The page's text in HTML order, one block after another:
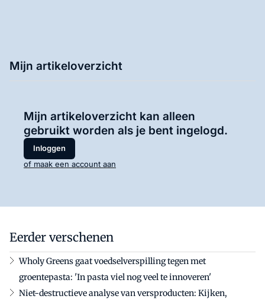
Mijn artikeloverzicht
Mijn artikeloverzicht kan alleen
gebruikt worden als je bent ingelogd.
Inloggen
of maak een account aan
Eerder verschenen
Wholy Greens gaat voedselverspilling tegen met
groentepasta: 'In pasta viel nog veel te innoveren'
Niet-destructieve analyse van versproducten: Kijken,